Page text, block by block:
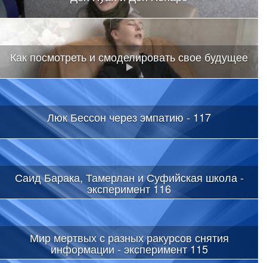
Как посмотреть и смоделировать свое будущее
Люк Бессон через эмпатию - 117
Саид Барака, Тамерлан и Суфийская школа -
эксперимент 116
Мир мертвых с разных ракурсов снятия
информации - эксперимент 115